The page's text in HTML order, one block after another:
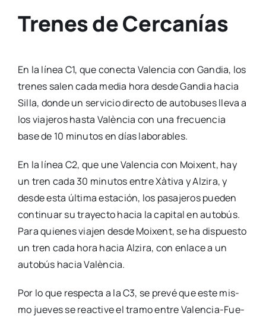
Trenes de Cercanías
En la línea C1, que conec­ta Valen­cia con Gan­dia, los
tre­nes salen cada media hora des­de Gan­dia hacia
Silla, don­de un ser­vi­cio direc­to de auto­bu­ses lle­va a
los via­je­ros has­ta Valèn­cia con una fre­cuen­cia
base de 10 minu­tos en días labo­ra­bles.
En la línea C2, que une Valen­cia con Moi­xent, hay
un tren cada 30 minu­tos entre Xàti­va y Alzi­ra, y
des­de esta últi­ma esta­ción, los pasa­je­ros pue­den
con­ti­nuar su tra­yec­to hacia la capi­tal en auto­bús.
Para quie­nes via­jen des­de Moi­xent, se ha dis­pues­to
un tren cada hora hacia Alzi­ra, con enla­ce a un
auto­bús hacia Valèn­cia.
Por lo que res­pec­ta a la C3, se pre­vé que este mis­
mo jue­ves se reac­ti­ve el tra­mo entre Vale­n­­cia-Fue­